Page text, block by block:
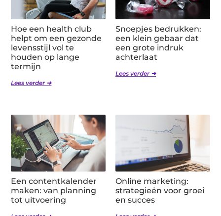
Hoe een health club
helpt om een gezonde
levensstijl vol te
houden op lange
termijn
Lees verder ➜
Snoepjes bedrukken:
een klein gebaar dat
een grote indruk
achterlaat
Lees verder ➜
Een contentkalender
maken: van planning
tot uitvoering
Online marketing:
strategieën voor groei
en succes